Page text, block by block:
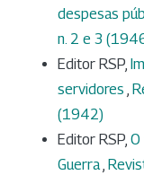
despesas
n. 2 e 3
Editor RSP,
servidores ,
(1942)
Editor RSP,
Guerra,